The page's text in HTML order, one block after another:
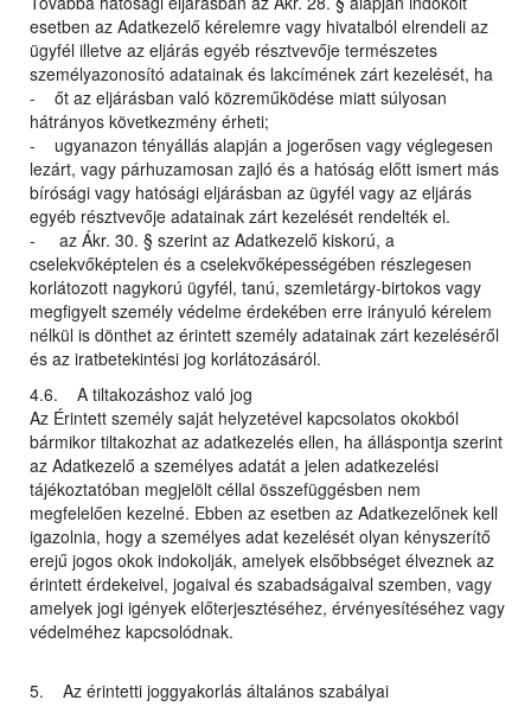
esetben az Adatkezelő kérelemre vagy hivatalból elrendeli az
ügyfél illetve az eljárás egyéb résztvevője természetes
személyazonosító adatainak és lakcímének zárt kezelését, ha
- őt az eljárásban való közreműködése miatt súlyosan
hátrányos következmény érheti;
- ugyanazon tényállás alapján a jogerősen vagy véglegesen
lezárt, vagy párhuzamosan zajló és a hatóság előtt ismert más
bírósági vagy hatósági eljárásban az ügyfél vagy az eljárás
egyéb résztvevője adatainak zárt kezelését rendelték el.
- az Ákr. 30. § szerint az Adatkezelő kiskorú, a
cselekvőképtelen és a cselekvőképességében részlegesen
korlátozott nagykorú ügyfél, tanú, szemletárgy-birtokos vagy
megfigyelt személy védelme érdekében erre irányuló kérelem
nélkül is dönthet az érintett személy adatainak zárt kezeléséről
és az iratbetekintési jog korlátozásáról.
4.6. A tiltakozáshoz való jog
Az Érintett személy saját helyzetével kapcsolatos okokból
bármikor tiltakozhat az adatkezelés ellen, ha álláspontja szerint
az Adatkezelő a személyes adatát a jelen adatkezelési
tájékoztatóban megjelölt céllal összefüggésben nem
megfelelően kezelné. Ebben az esetben az Adatkezelőnek kell
igazolnia, hogy a személyes adat kezelését olyan kényszerítő
erejű jogos okok indokolják, amelyek elsőbbséget élveznek az
érintett érdekeivel, jogaival és szabadságaival szemben, vagy
amelyek jogi igények előterjesztéséhez, érvényesítéséhez vagy
védelméhez kapcsolódnak.
5. Az érintetti joggyakorlás általános szabályai